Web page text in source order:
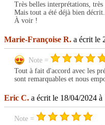
Très belles interprétations,
Mais tout a été déjà bien décrit.
À voir !
Marie-Françoise R. a écrit le
Note =
Tout à fait d'accord avec les
sont remarquables et nous
Eric C. a écrit le 18/04/2024 à
Note =